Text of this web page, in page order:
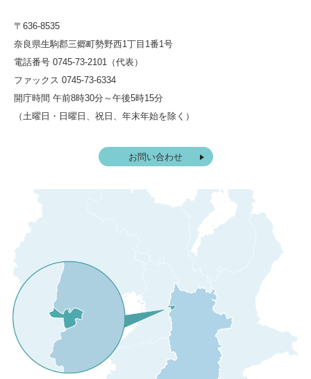
〒636-8535
奈良県生駒郡三郷町勢野西1丁目1番1号
電話番号 0745-73-2101（代表）
ファックス 0745-73-6334
開庁時間 午前8時30分～午後5時15分
（土曜日・日曜日、祝日、年末年始を除く）
お問い合わせ